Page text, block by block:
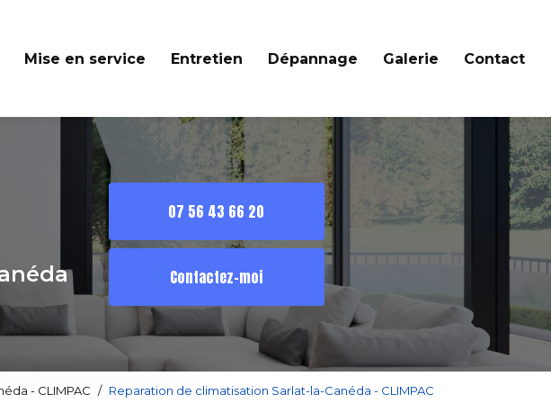
Mise en service Entretien Dépannage Galerie Contact
07 56 43 66 20
Contactez-moi
- CLIMPAC Reparation de climatisation Sarlat-la-Canéda - CLIMPAC